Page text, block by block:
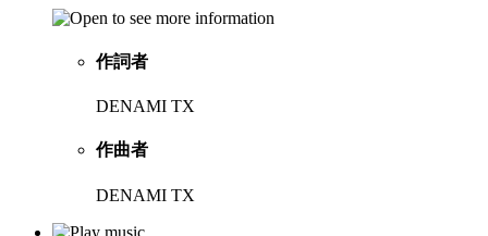
作詞者
DENAMI TX
作曲者
DENAMI TX